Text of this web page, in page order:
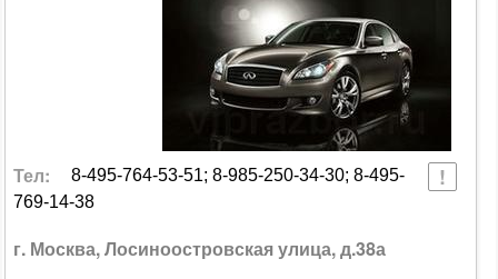
Тел:
8-495-764-53-51; 8-985-250-34-30; 8-495-
769-14-38
г. Москва, Лосиноостровская улица, д.38а